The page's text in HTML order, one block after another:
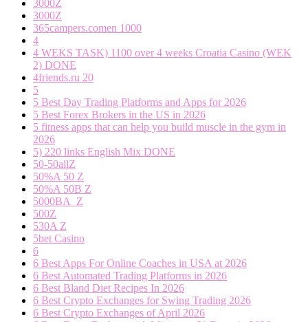
3000Z
3000Z
365campers.comen 1000
4
4 WEKS TASK) 1100 over 4 weeks Croatia Casino (WEK
2) DONE
4friends.ru 20
5
5 Best Day Trading Platforms and Apps for 2026
5 Best Forex Brokers in the US in 2026
5 fitness apps that can help you build muscle in the gym in
2026
5) 220 links English Mix DONE
50-50allZ
50%A 50 Z
50%A 50B Z
5000BA_Z
500Z
530A Z
5bet Casino
6
6 Best Apps For Online Coaches in USA at 2026
6 Best Automated Trading Platforms in 2026
6 Best Bland Diet Recipes In 2026
6 Best Crypto Exchanges for Swing Trading 2026
6 Best Crypto Exchanges of April 2026